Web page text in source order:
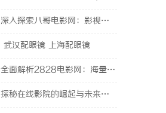
深入探索八哥电影网：影视资源的宝库与用户体验的革新
武汉配眼镜 上海配眼镜
全面解析2828电影网：海量影视资源的优质观看平台
探秘在线影院的崛起与未来发展趋势分析